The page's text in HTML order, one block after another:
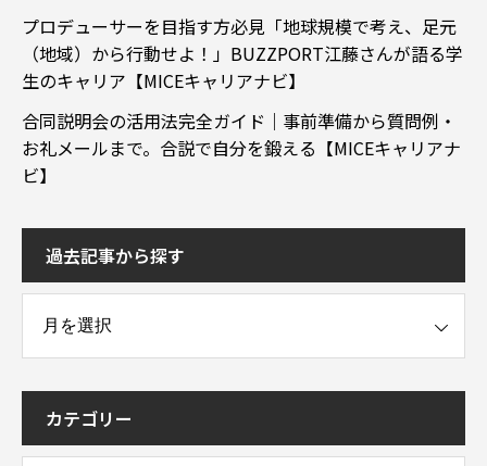
プロデューサーを目指す方必見「地球規模で考え、足元
（地域）から行動せよ！」BUZZPORT江藤さんが語る学
生のキャリア【MICEキャリアナビ】
合同説明会の活用法完全ガイド｜事前準備から質問例・
お礼メールまで。合説で自分を鍛える【MICEキャリアナ
ビ】
過去記事から探す
カテゴリー